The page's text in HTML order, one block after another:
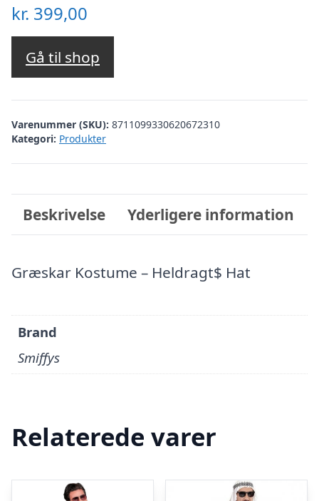
kr. 399,00
Gå til shop
Varenummer (SKU): 8711099330620672310
Kategori: Produkter
Beskrivelse Yderligere information
Græskar Kostume – Heldragt$ Hat
Brand
Smiffys
Relaterede varer